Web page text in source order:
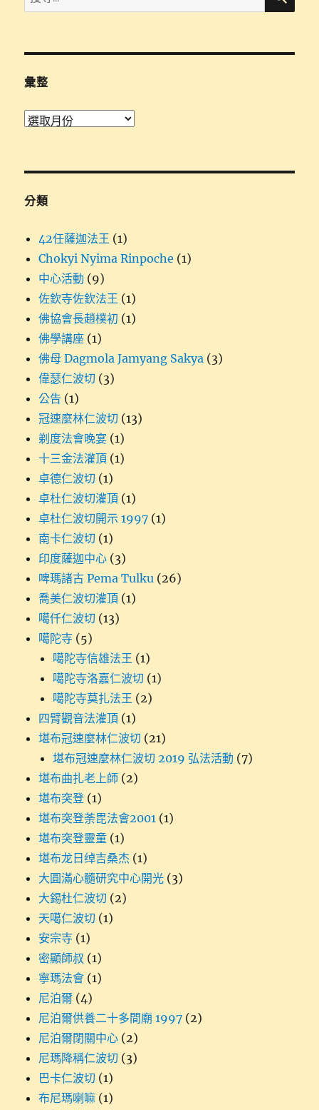
尋
鍵
彙整
彙
分類
42任薩迦法王 (1)
Chokyi Nyima Rinpoche (1)
中心活動 (9)
佐欽寺佐欽法王 (1)
佛協會長趙樸初 (1)
佛學講座 (1)
佛母 Dagmola Jamyang Sakya (3)
偉瑟仁波切 (3)
公告 (1)
冠速麼林仁波切 (13)
剃度法會晚宴 (1)
十三金法灌頂 (1)
卓德仁波切 (1)
卓杜仁波切灌頂 (1)
卓杜仁波切開示 1997 (1)
南卡仁波切 (1)
印度薩迦中心 (3)
啤瑪諸古 Pema Tulku (26)
喬美仁波切灌頂 (1)
噶仟仁波切 (13)
噶陀寺 (5)
噶陀寺信雄法王 (1)
噶陀寺洛嘉仁波切 (1)
噶陀寺莫扎法王 (2)
四臂觀音法灌頂 (1)
堪布冠速麼林仁波切 (21)
堪布冠速麼林仁波切 2019 弘法活動 (7)
堪布曲扎老上師 (2)
堪布突登 (1)
堪布突登荼毘法會2001 (1)
堪布突登靈童 (1)
堪布龙日绰吉桑杰 (1)
大圓滿心髓研究中心開光 (3)
大錫杜仁波切 (2)
天噶仁波切 (1)
安宗寺 (1)
密顯師叔 (1)
寧瑪法會 (1)
尼泊爾 (4)
尼泊爾供養二十多間廟 1997 (2)
尼泊爾閉關中心 (2)
尼瑪降稱仁波切 (3)
巴卡仁波切 (1)
布尼瑪喇嘛 (1)